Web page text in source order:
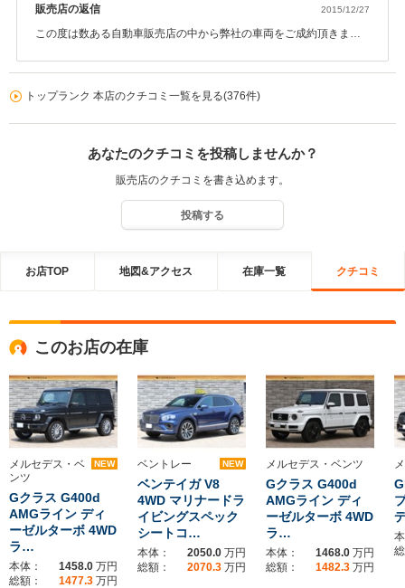
販売店の返信 2015/12/27
この度は数ある自動車販売店の中から弊社の車両をご成約頂きまし
瞬間でも御座います。今回は自動車保険も弊社にてご加入頂けまし
お気軽にご連絡下さい。この度は誠に有難う御座いました。今後と
トップランク 本店のクチコミ一覧を見る(376件)
あなたのクチコミを投稿しませんか？
販売店のクチコミを書き込めます。
投稿する
お店TOP 地図&アクセス 在庫一覧 クチコミ
このお店の在庫
メルセデス・ベ
ンツ
NEW
Gクラス G400d
AMGライン ディ
ーゼルターボ 4WD
ラ…
本体： 1458.0 万円
総額：
1477.3 万円
ベントレー NEW
ベンテイガ V8
4WD マリナードラ
イビングスペック
シートコ…
本体： 2050.0 万円
総額：
2070.3 万円
メルセデス・ベンツ
Gクラス G400d
AMGライン ディ
ーゼルターボ 4WD
ラ…
本体： 1468.0 万円
総額：
1482.3 万円